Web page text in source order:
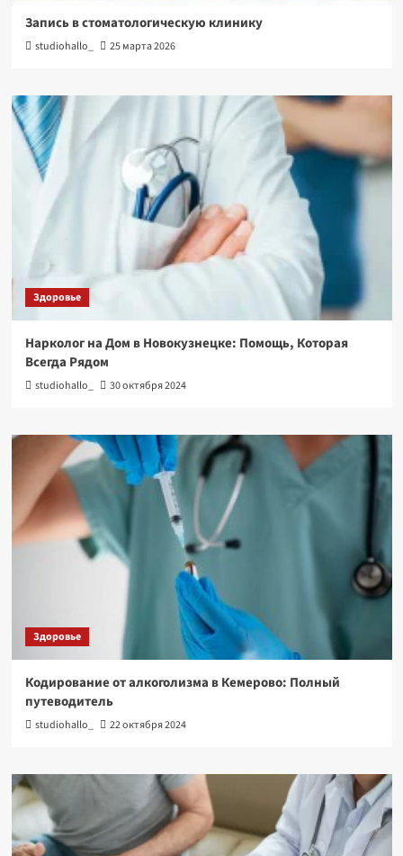
Запись в стоматологическую клинику
studiohallo_ 25 марта 2026
Здоровье
Нарколог на Дом в Новокузнецке: Помощь, Которая
Всегда Рядом
studiohallo_ 30 октября 2024
Здоровье
Кодирование от алкоголизма в Кемерово: Полный
путеводитель
studiohallo_ 22 октября 2024